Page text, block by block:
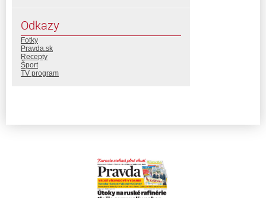
Odkazy
Fotky
Pravda.sk
Recepty
Šport
TV program